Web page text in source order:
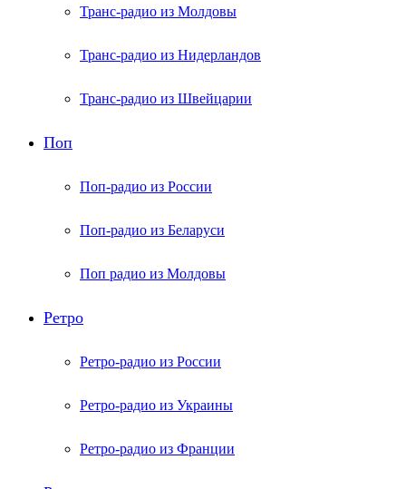
Транс-радио из Молдовы
Транс-радио из Нидерландов
Транс-радио из Швейцарии
Поп
Поп-радио из России
Поп-радио из Беларуси
Поп радио из Молдовы
Ретро
Ретро-радио из России
Ретро-радио из Украины
Ретро-радио из Франции